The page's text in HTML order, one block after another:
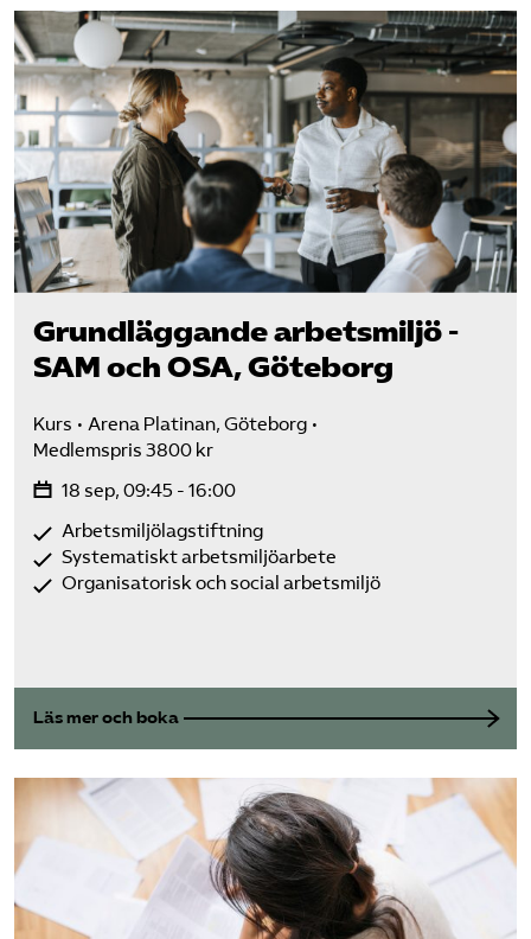
Grundläggande arbetsmiljö -
SAM och OSA, Göteborg
Kurs
Arena Platinan, Göteborg
Medlemspris 3800 kr
18 sep, 09:45 - 16:00
Arbetsmiljölagstiftning
Systematiskt arbetsmiljöarbete
Organisatorisk och social arbetsmiljö
Läs mer och boka